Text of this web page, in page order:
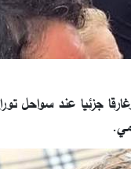
جزئيا عند سواحل